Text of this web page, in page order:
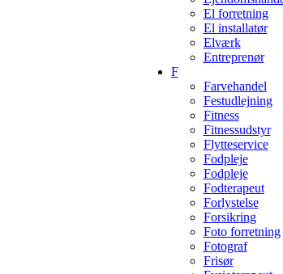
El forretning
El installatør
Elværk
Entreprenør
F
Farvehandel
Festudlejning
Fitness
Fitnessudstyr
Flytteservice
Fodpleje
Fodpleje
Fodterapeut
Forlystelse
Forsikring
Foto forretning
Fotograf
Frisør